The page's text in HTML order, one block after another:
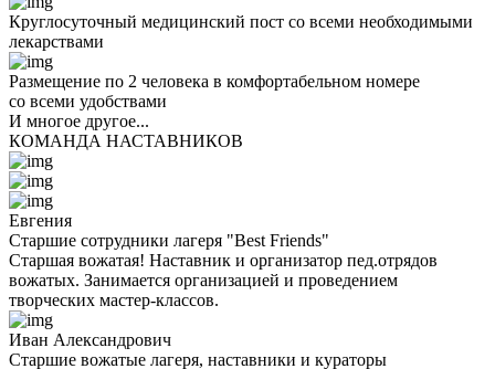
Круглосуточный медицинский пост со всеми необходимыми
лекарствами
Размещение по 2 человека в комфортабельном номере
со всеми удобствами
И многое другое...
КОМАНДА НАСТАВНИКОВ
Евгения
Старшие сотрудники лагеря "Best Friends"
Старшая вожатая! Наставник и организатор пед.отрядов
вожатых. Занимается организацией и проведением
творческих мастер-классов.
Иван Александрович
Старшие вожатые лагеря, наставники и кураторы